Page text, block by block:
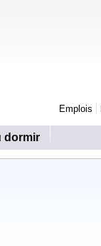
Emplois
dormir